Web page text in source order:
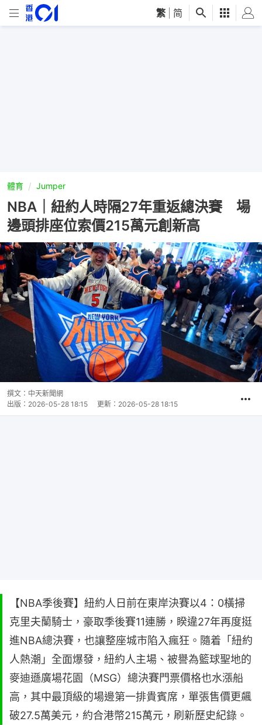
繁 简
體育 Jumper
NBA｜紐約人時隔27年重返總決賽 場
邊頭排座位索價215萬元創新高
撰文： 中天新聞網
出版： 2026-05-28 18:15 更新： 2026-05-28 18:15
【NBA季後賽】紐約人日前在東岸決賽以4：0橫掃
克里夫蘭騎士，豪取季後賽11連勝，睽違27年再度挺
進NBA總決賽，也讓整座城市陷入瘋狂。隨着「紐約
人熱潮」全面爆發，紐約人主場、被譽為籃球聖地的
麥迪遜廣場花園（MSG）總決賽門票價格也水漲船
高，其中最頂級的場邊第一排貴賓席，單張售價更飆
破27.5萬美元，約合港幣215萬元，刷新歷史紀錄。